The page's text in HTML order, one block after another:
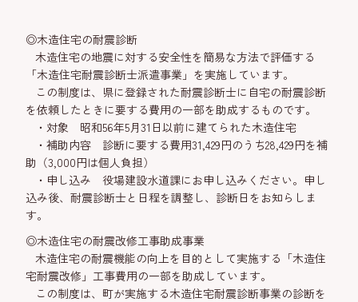
◎木造住宅の耐震診断
木造住宅の地震に対する安全性を簡易な方法で評価する
「木造住宅耐震診断士派遣事業」を実施しています。
この制度は、県に登録された耐震診断士に自宅の耐震診断
を依頼したときに要する費用の一部を助成するものです。
・対象 昭和56年5月31日以前に建てられた木造住宅
・補助内容 診断に要する費用31,429円のうち28,429円を補
助（3,000円は個人負担）
・申し込み 役場建設水道課にお申し込みください。申し
込み後、耐震診断士と日程を調整し、診断日をお知らしま
す。
◎木造住宅の耐震改修工事助成事業
木造住宅の耐震機能の向上を目的として実施する「木造住
宅耐震改修」工事費用の一部を助成しています。
この制度は、町が実施する木造住宅耐震診断事業の診断を